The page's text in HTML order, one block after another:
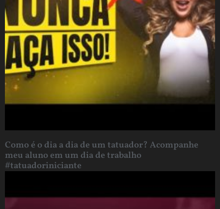
Como é o dia a dia de um tatuador? Acompanhe
meu aluno em um dia de trabalho
#tatuadoriniciante